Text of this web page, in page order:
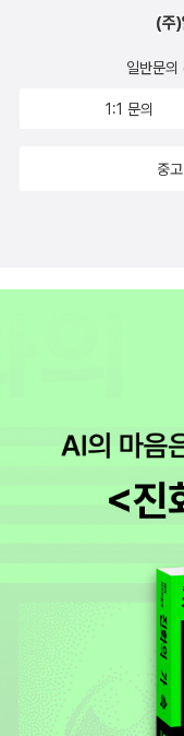
향해 나아가고 있는 고
관된 활동을 하거나 관
기회가 될듯합니다.단순
서가 답이다라 믿고 계
뢰가 가는 것 같아요.​하
입니다.​ *출판사로부터
을 만들어 내야 하는 것
하면 좋을지, 입학사정
할 필요가 있어요.평가
김하게 된답니다.결국,
마음이 들었답니다.이
고등학교 선생님들이 직
팁, 같이 읽으면 좋은 책
지까지 알려주고 있다
는 인문사회 계열, 과학
은 학생의 몫이니자신의
하고,이 책을 참고하여
추천합니다.#생기부필
2028대입개편안반영 #
(주)
일반문의
1:1 문의
중